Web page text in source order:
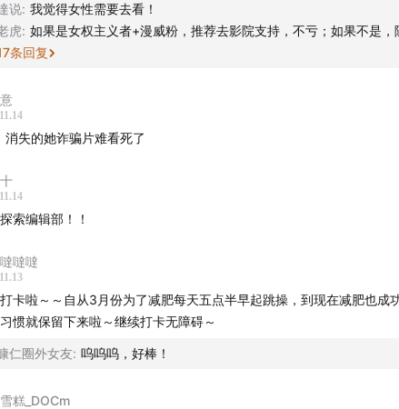
20 号开始，每周一到周五，连续早起 5 天的「早起积极分子」
，坚持早起 50 天 100% 获得「早起积极分子大礼包」。现在
早起吧！
啡节目组正在招聘内容研究岗位的实习生。如果你身处北京，
时间里和我们一起追踪全球商业科技动态，欢迎
息和申请方式。
说: 我觉得女性需要去看！
虎: 如果是女权主义者+漫威粉，推荐去影院支持，不亏；如果不是，
条回复
消失的她诈骗片难看死了
索编辑部！！
噠噠
卡啦～～自从3月份为了减肥每天五点半早起跳操，到现在减肥也成
惯就保留下来啦～继续打卡无障碍～
仁圈外女友: 呜呜呜，好棒！
糕_DOCm